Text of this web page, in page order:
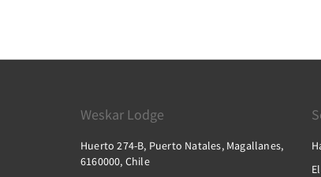
Weskar Lodge
Huerto 274-B, Puerto Natales, Magallanes,
6160000, Chile